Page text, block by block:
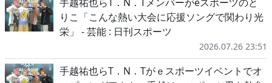
りこ「こんな熱い大会に応援ソングで関わり光
栄」 - 芸能 : 日刊スポーツ
2026.07.26 23:51
手越祐也らT．N．Tがｅスポーツイベントでオ